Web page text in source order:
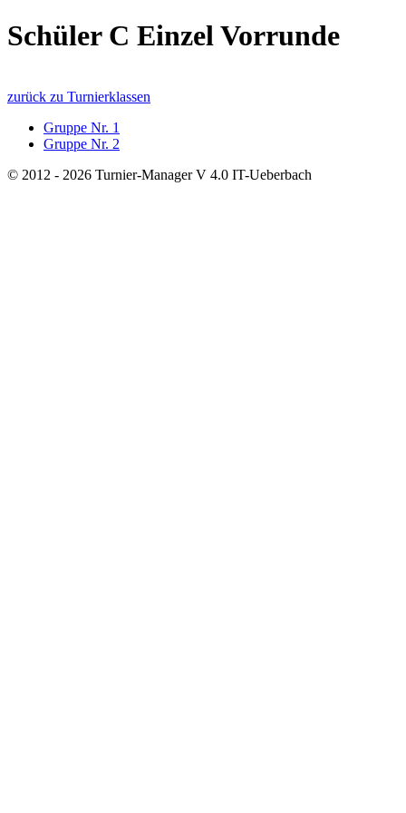
Schüler C Einzel Vorrunde
zurück zu Turnierklassen
Gruppe Nr. 1
Gruppe Nr. 2
© 2012 - 2026 Turnier-Manager V 4.0 IT-Ueberbach